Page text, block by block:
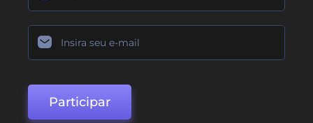
Participar